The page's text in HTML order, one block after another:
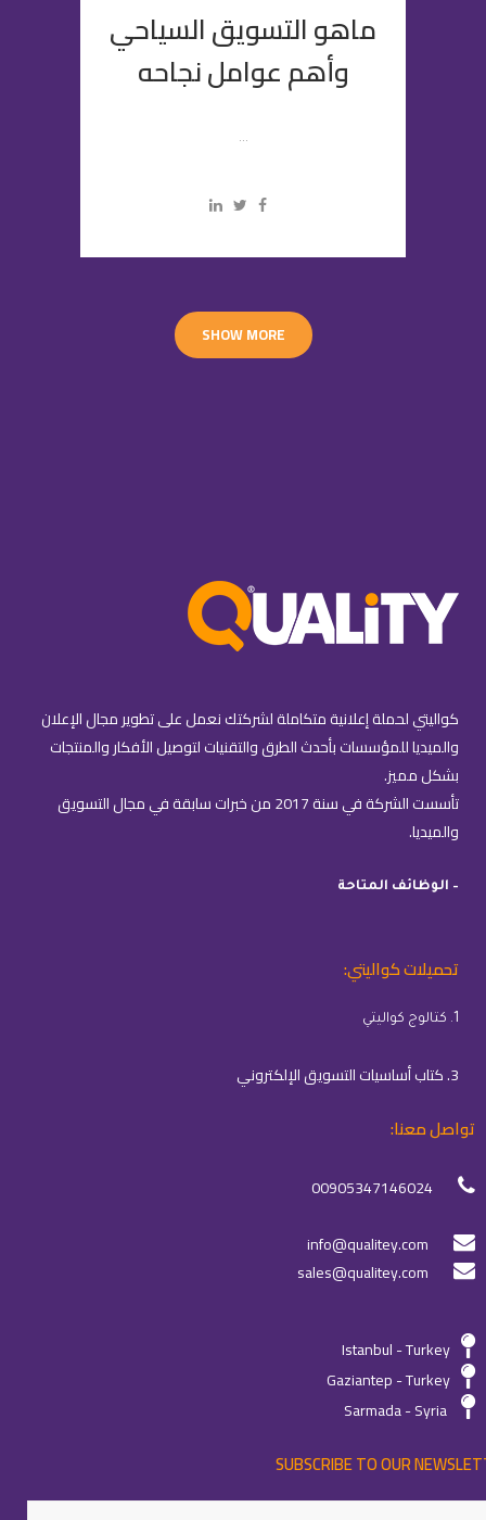
ماهو التسويق السياحي
وأهم عوامل نجاحه
...
SHOW MORE
كواليتي لحملة إعلانية متكاملة لشركتك نعمل على تطوير مجال الإعلان
والميديا للمؤسسات بأحدث الطرق والتقنيات لتوصيل الأفكار والمنتجات
بشكل مميز.
تأسست الشركة في سنة 2017 من خبرات سابقة في مجال التسويق
والميديا.
– الوظائف المتاحة
تحميلات كواليتي:
1. كتالوج كواليتي
3. كتاب أساسيات التسويق الإلكتروني
تواصل معنا:
00905347146024
info@qualitey.com
sales@qualitey.com
Istanbul - Turkey
Gaziantep - Turkey
Sarmada - Syria
SUBSCRIBE TO OUR